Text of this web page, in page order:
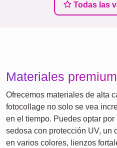
Todas las
Materiales
Ofrecemos materiales de alta
fotocollage no solo se vea
en el tiempo. Puedes optar
sedosa con protección UV, un
en varios colores, lienzos